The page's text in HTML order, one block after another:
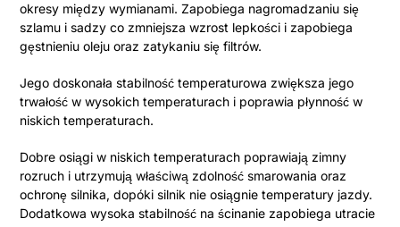
okresy między wymianami. Zapobiega nagromadzaniu się
szlamu i sadzy co zmniejsza wzrost lepkości i zapobiega
gęstnieniu oleju oraz zatykaniu się filtrów.
Jego doskonała stabilność temperaturowa zwiększa jego
trwałość w wysokich temperaturach i poprawia płynność w
niskich temperaturach.
Dobre osiągi w niskich temperaturach poprawiają zimny
rozruch i utrzymują właściwą zdolność smarowania oraz
ochronę silnika, dopóki silnik nie osiągnie temperatury jazdy.
Dodatkowa wysoka stabilność na ścinanie zapobiega utracie